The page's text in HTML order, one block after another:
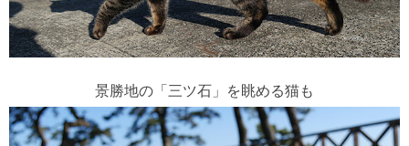
景勝地の「三ツ石」を眺める猫も